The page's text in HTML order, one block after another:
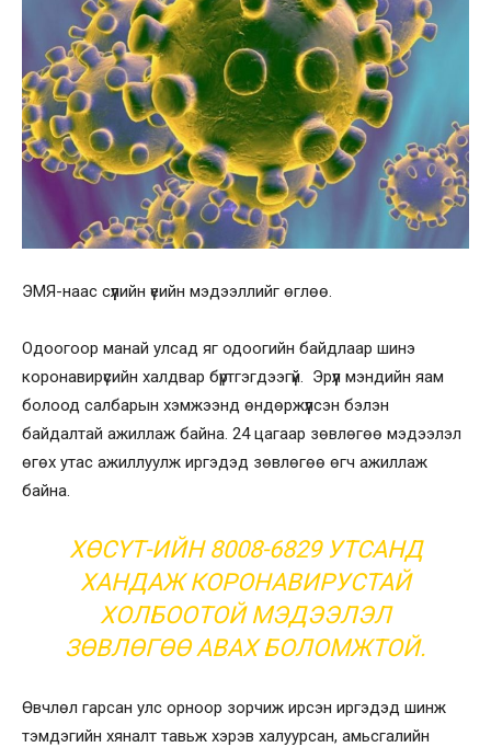
ЭМЯ-наас сүүлийн үеийн мэдээллийг өглөө.
Одоогоор манай улсад яг одоогийн байдлаар шинэ
коронавирүсийн халдвар бүртгэгдээгүй. Эрүүл мэндийн яам
болоод салбарын хэмжээнд өндөржүүлсэн бэлэн
байдалтай ажиллаж байна. 24 цагаар зөвлөгөө мэдээлэл
өгөх утас ажиллуулж иргэдэд зөвлөгөө өгч ажиллаж
байна.
ХӨСҮТ-ИЙН 8008-6829 УТСАНД
ХАНДАЖ КОРОНАВИРУСТАЙ
ХОЛБООТОЙ МЭДЭЭЛЭЛ
ЗӨВЛӨГӨӨ АВАХ БОЛОМЖТОЙ.
Өвчлөл гарсан улс орноор зорчиж ирсэн иргэдэд шинж
тэмдэгийн хяналт тавьж хэрэв халуурсан, амьсгалийн